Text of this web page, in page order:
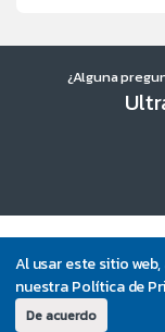
Al usar este sitio
nuestra Política de
De acuerdo
¿Alguna